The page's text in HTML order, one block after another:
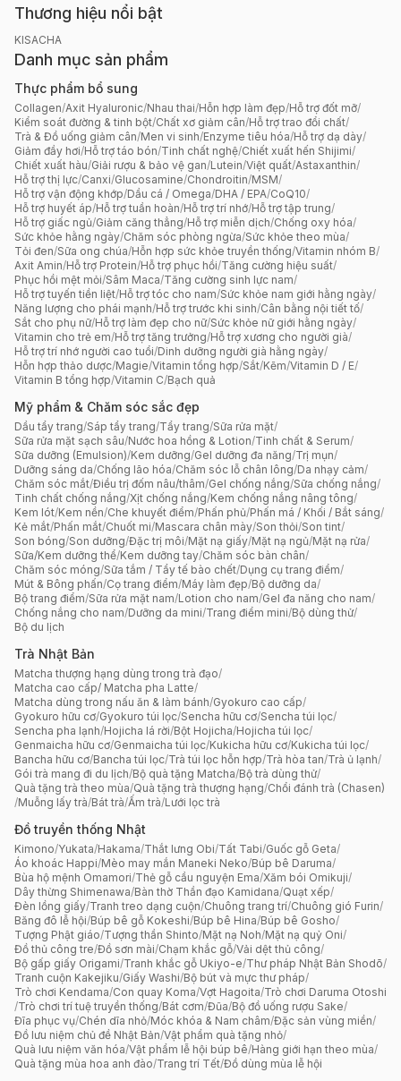
Thương hiệu nổi bật
KISACHA
Danh mục sản phẩm
Thực phẩm bổ sung
Collagen/Axit Hyaluronic/Nhau thai/Hỗn hợp làm đẹp/Hỗ trợ đốt mỡ/
Kiểm soát đường & tinh bột/Chất xơ giảm cân/Hỗ trợ trao đổi chất/
Trà & Đồ uống giảm cân/Men vi sinh/Enzyme tiêu hóa/Hỗ trợ dạ dày/
Giảm đầy hơi/Hỗ trợ táo bón/Tinh chất nghệ/Chiết xuất hến Shijimi/
Chiết xuất hàu/Giải rượu & bảo vệ gan/Lutein/Việt quất/Astaxanthin/
Hỗ trợ thị lực/Canxi/Glucosamine/Chondroitin/MSM/
Hỗ trợ vận động khớp/Dầu cá / Omega/DHA / EPA/CoQ10/
Hỗ trợ huyết áp/Hỗ trợ tuần hoàn/Hỗ trợ trí nhớ/Hỗ trợ tập trung/
Hỗ trợ giấc ngủ/Giảm căng thẳng/Hỗ trợ miễn dịch/Chống oxy hóa/
Sức khỏe hằng ngày/Chăm sóc phòng ngừa/Sức khỏe theo mùa/
Tỏi đen/Sữa ong chúa/Hỗn hợp sức khỏe truyền thống/Vitamin nhóm B/
Axit Amin/Hỗ trợ Protein/Hỗ trợ phục hồi/Tăng cường hiệu suất/
Phục hồi mệt mỏi/Sâm Maca/Tăng cường sinh lực nam/
Hỗ trợ tuyến tiền liệt/Hỗ trợ tóc cho nam/Sức khỏe nam giới hằng ngày/
Năng lượng cho phái mạnh/Hỗ trợ trước khi sinh/Cân bằng nội tiết tố/
Sắt cho phụ nữ/Hỗ trợ làm đẹp cho nữ/Sức khỏe nữ giới hằng ngày/
Vitamin cho trẻ em/Hỗ trợ tăng trưởng/Hỗ trợ xương cho người già/
Hỗ trợ trí nhớ người cao tuổi/Dinh dưỡng người già hằng ngày/
Hỗn hợp thảo dược/Magie/Vitamin tổng hợp/Sắt/Kẽm/Vitamin D / E/
Vitamin B tổng hợp/Vitamin C/Bạch quả
Mỹ phẩm & Chăm sóc sắc đẹp
Dầu tẩy trang/Sáp tẩy trang/Tẩy trang/Sữa rửa mặt/
Sữa rửa mặt sạch sâu/Nước hoa hồng & Lotion/Tinh chất & Serum/
Sữa dưỡng (Emulsion)/Kem dưỡng/Gel dưỡng đa năng/Trị mụn/
Dưỡng sáng da/Chống lão hóa/Chăm sóc lỗ chân lông/Da nhạy cảm/
Chăm sóc mắt/Điều trị đốm nâu/thâm/Gel chống nắng/Sữa chống nắng/
Tinh chất chống nắng/Xịt chống nắng/Kem chống nắng nâng tông/
Kem lót/Kem nền/Che khuyết điểm/Phấn phủ/Phấn má / Khối / Bắt sáng/
Kẻ mắt/Phấn mắt/Chuốt mi/Mascara chân mày/Son thỏi/Son tint/
Son bóng/Son dưỡng/Đặc trị môi/Mặt nạ giấy/Mặt nạ ngủ/Mặt nạ rửa/
Sữa/Kem dưỡng thể/Kem dưỡng tay/Chăm sóc bàn chân/
Chăm sóc móng/Sữa tắm / Tẩy tế bào chết/Dụng cụ trang điểm/
Mút & Bông phấn/Cọ trang điểm/Máy làm đẹp/Bộ dưỡng da/
Bộ trang điểm/Sữa rửa mặt nam/Lotion cho nam/Gel đa năng cho nam/
Chống nắng cho nam/Dưỡng da mini/Trang điểm mini/Bộ dùng thử/
Bộ du lịch
Trà Nhật Bản
Matcha thượng hạng dùng trong trà đạo/
Matcha cao cấp/ Matcha pha Latte/
Matcha dùng trong nấu ăn & làm bánh/Gyokuro cao cấp/
Gyokuro hữu cơ/Gyokuro túi lọc/Sencha hữu cơ/Sencha túi lọc/
Sencha pha lạnh/Hojicha lá rời/Bột Hojicha/Hojicha túi lọc/
Genmaicha hữu cơ/Genmaicha túi lọc/Kukicha hữu cơ/Kukicha túi lọc/
Bancha hữu cơ/Bancha túi lọc/Trà túi lọc hỗn hợp/Trà hòa tan/Trà ủ lạnh/
Gói trà mang đi du lịch/Bộ quà tặng Matcha/Bộ trà dùng thử/
Quà tặng trà theo mùa/Quà tặng trà thượng hạng/Chổi đánh trà (Chasen)
/Muỗng lấy trà/Bát trà/Ấm trà/Lưới lọc trà
Đồ truyền thống Nhật
Kimono/Yukata/Hakama/Thắt lưng Obi/Tất Tabi/Guốc gỗ Geta/
Áo khoác Happi/Mèo may mắn Maneki Neko/Búp bê Daruma/
Bùa hộ mệnh Omamori/Thẻ gỗ cầu nguyện Ema/Xăm bói Omikuji/
Dây thừng Shimenawa/Bàn thờ Thần đạo Kamidana/Quạt xếp/
Đèn lồng giấy/Tranh treo dạng cuộn/Chuông trang trí/Chuông gió Furin/
Băng đô lễ hội/Búp bê gỗ Kokeshi/Búp bê Hina/Búp bê Gosho/
Tượng Phật giáo/Tượng thần Shinto/Mặt nạ Noh/Mặt nạ quỷ Oni/
Đồ thủ công tre/Đồ sơn mài/Chạm khắc gỗ/Vải dệt thủ công/
Bộ gấp giấy Origami/Tranh khắc gỗ Ukiyo-e/Thư pháp Nhật Bản Shodō/
Tranh cuộn Kakejiku/Giấy Washi/Bộ bút và mực thư pháp/
Trò chơi Kendama/Con quay Koma/Vợt Hagoita/Trò chơi Daruma Otoshi
/Trò chơi trí tuệ truyền thống/Bát cơm/Đũa/Bộ đồ uống rượu Sake/
Đĩa phục vụ/Chén dĩa nhỏ/Móc khóa & Nam châm/Đặc sản vùng miền/
Đồ lưu niệm chủ đề Nhật Bản/Vật phẩm quà tặng nhỏ/
Quà lưu niệm văn hóa/Vật phẩm lễ hội búp bê/Hàng giới hạn theo mùa/
Quà tặng mùa hoa anh đào/Trang trí Tết/Đồ dùng mùa lễ hội